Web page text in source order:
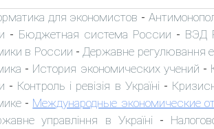
для экономистов -
- Бюджетная система России - ВЭД
в России - Державне регулювання
- История экономических учений -
- Контроль і ревізія в Україні -
- Международные экономические
управління в Україні -